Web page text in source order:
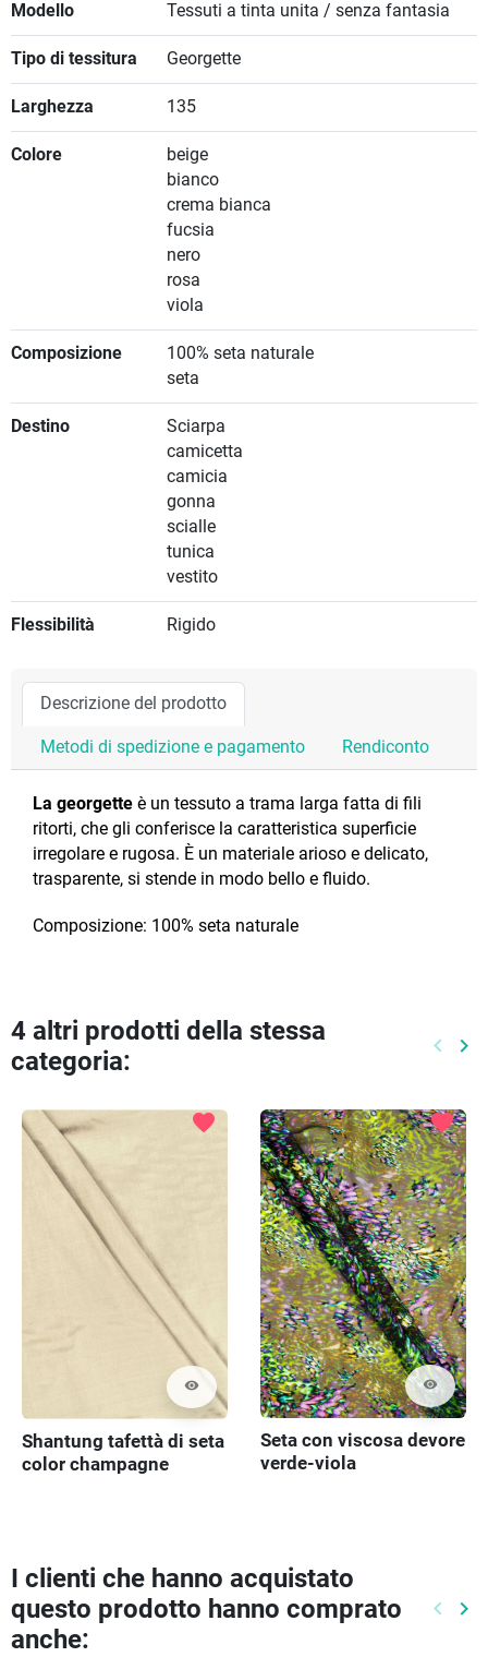
Modello Tessuti a tinta unita / senza fantasia
Tipo di tessitura Georgette
Larghezza 135
Colore
beige
bianco
crema bianca
fucsia
nero
rosa
viola
Composizione
100% seta naturale
seta
Destino
Sciarpa
camicetta
camicia
gonna
scialle
tunica
vestito
Flessibilità Rigido
Descrizione del prodotto
Metodi di spedizione e pagamento Rendiconto
La georgette è un tessuto a trama larga fatta di fili
ritorti, che gli conferisce la caratteristica superficie
irregolare e rugosa. È un materiale arioso e delicato,
trasparente, si stende in modo bello e fluido.
Composizione: 100% seta naturale
4 altri prodotti della stessa
categoria:
keyboard_arrow_left keyboard_arrow_right
visibility
favorite
Shantung tafettà di seta
color champagne
visibility
favorite
Seta con viscosa devore
verde-viola
I clienti che hanno acquistato
questo prodotto hanno comprato
anche:
keyboard_arrow_left keyboard_arrow_right